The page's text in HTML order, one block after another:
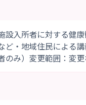
設入所者に対する健康
ど・地域住民による
のみ）変更範囲：変更